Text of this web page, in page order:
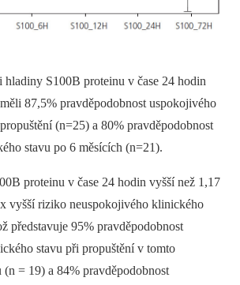
hladiny S100B proteinu v čase 24 hodin
87,5% pravděpodobnost uspokojivého
(n=25) a 80% pravděpodobnost
stavu po 6 měsících (n=21).
proteinu v čase 24 hodin vyšší než 1,17
vyšší riziko neuspokojivého klinického
představuje 95% pravděpodobnost
stavu při propuštění v tomto
(n = 19) a 84% pravděpodobnost